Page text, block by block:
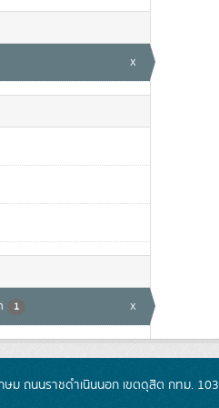
x
1 x
ษม ถนนราชดำเนินนอก เขตดุสิต กทม.